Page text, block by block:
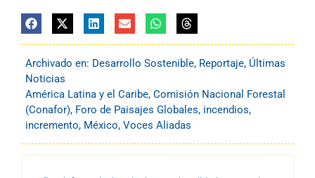
Archivado en: Desarrollo Sostenible, Reportaje, Últimas
Noticias
América Latina y el Caribe, Comisión Nacional Forestal
(Conafor), Foro de Paisajes Globales, incendios,
incremento, México, Voces Aliadas